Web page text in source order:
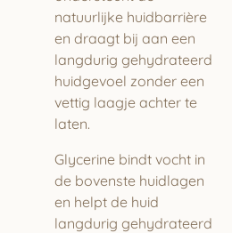
natuurlijke huidbarrière
en draagt bij aan een
langdurig gehydrateerd
huidgevoel zonder een
vettig laagje achter te
laten.
Glycerine bindt vocht in
de bovenste huidlagen
en helpt de huid
langdurig gehydrateerd